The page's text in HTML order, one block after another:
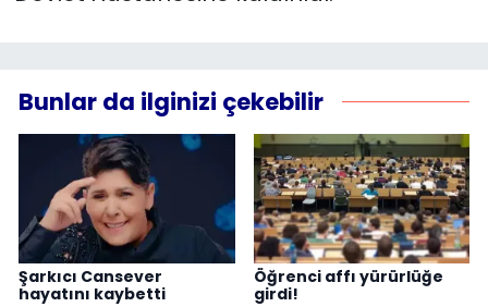
Bunlar da ilginizi çekebilir
Şarkıcı Cansever
hayatını kaybetti
Öğrenci affı yürürlüğe
girdi!